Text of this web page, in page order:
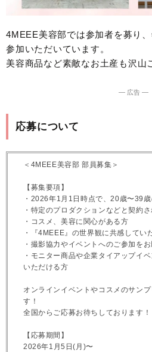
4MEEE美容部では参加者を募り
参加いただいています。
美容商品など素敵なお土産も沢山
― 広告 ―
応募について
＜4MEEE美容部 部員募集＞
【募集要項】
・2026年1月1日時点で、20歳〜39
・特定のプロダクションなどと契約
・コスメ、美容に関心がある方
・『4MEEE』の世界観に共感してい
・撮影協力やイベントへのご参加を
・モニター商品や企業タイアップイ
いただける方
オンラインイベントやコスメのサン
す！
全国からご応募お待ちしております！
【応募期間】
2026年1月5日(月)〜